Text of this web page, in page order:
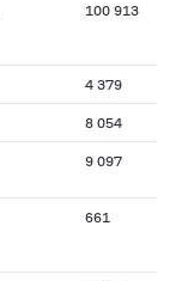
100 913
4 379
8 054
9 097
661